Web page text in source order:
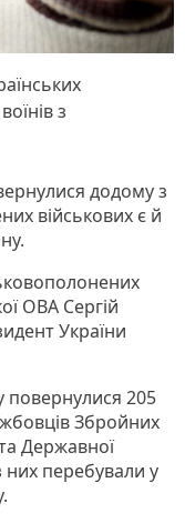
з
додому з
військових є й
ОВА Сергій
України
205
Збройних
Державної
них перебували у